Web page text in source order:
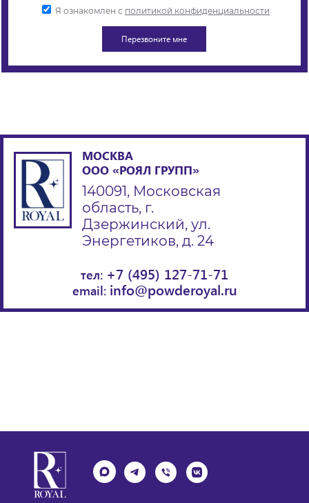
Я ознакомлен с политикой конфиденциальности
МОСКВА
ООО «РОЯЛ ГРУПП»
140091, Московская
область, г.
Дзержинский, ул.
Энергетиков, д. 24
тел: +7 (495) 127-71-71
email: info@powderoyal.ru